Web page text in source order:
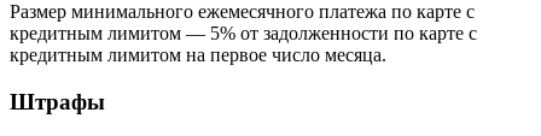
Размер минимального ежемесячного платежа по карте с
кредитным лимитом — 5% от задолженности по карте с
кредитным лимитом на первое число месяца.
Штрафы